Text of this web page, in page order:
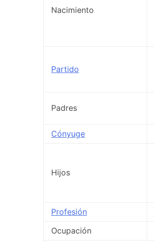
Nacimiento
Partido
Padres
Cónyuge
Hijos
Profesión
Ocupación